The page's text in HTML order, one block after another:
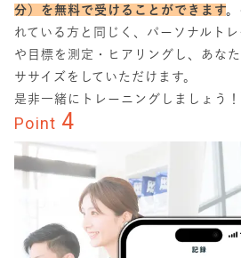
分）を無料で受けることができます。
れている方と同じく、パーソナルト
や目標を測定・ヒアリングし、あな
ササイズをしていただけます。
是非一緒にトレーニングしましょう！
Point 4